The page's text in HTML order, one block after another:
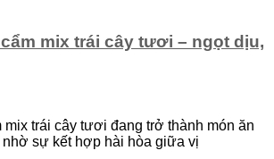
mix trái cây tươi – ngọt dịu,
mix trái cây tươi đang trở thành món ăn
sự kết hợp hài hòa giữa vị